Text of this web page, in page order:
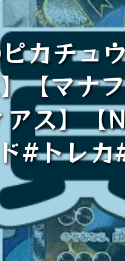
カチュ
【マナ
ス】【
#トレカ